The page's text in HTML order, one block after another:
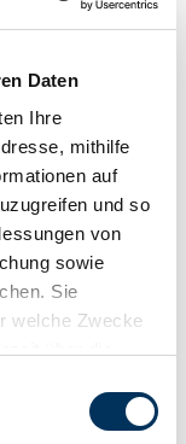
Daten
Ihre
mithilfe
auf
und so
von
sowie
Sie
welche Zwecke